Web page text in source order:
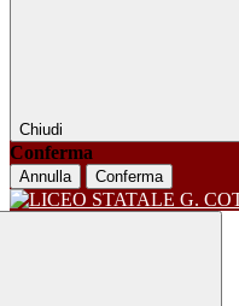
Chiudi
Conferma
Annulla Conferma